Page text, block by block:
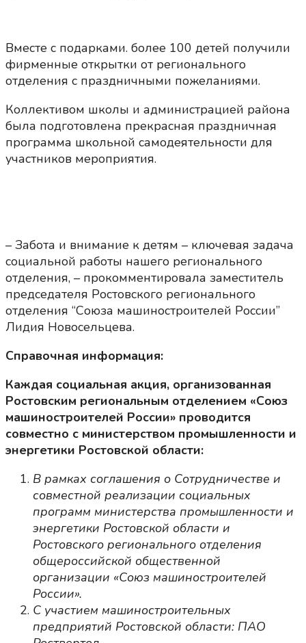
Вместе с подарками. более 100 детей получили
фирменные открытки от регионального
отделения с праздничными пожеланиями.
Коллективом школы и администрацией района
была подготовлена прекрасная праздничная
программа школьной самодеятельности для
участников мероприятия.
– Забота и внимание к детям – ключевая задача
социальной работы нашего регионального
отделения, – прокомментировала заместитель
председателя Ростовского регионального
отделения “Союза машиностроителей России”
Лидия Новосельцева.
Справочная информация:
Каждая социальная акция, организованная
Ростовским региональным отделением «Союз
машиностроителей России» проводится
совместно с министерством промышленности и
энергетики Ростовской области:
В рамках соглашения о Сотрудничестве и
совместной реализации социальных
программ министерства промышленности и
энергетики Ростовской области и
Ростовского регионального отделения
общероссийской общественной
организации «Союз машиностроителей
России».
С участием машиностроительных
предприятий Ростовской области: ПАО